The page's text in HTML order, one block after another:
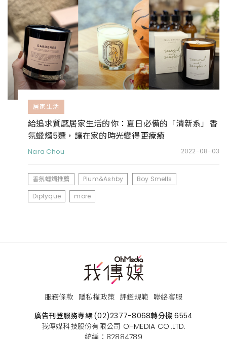
居家生活
給追求質感居家生活的你：夏日必備的「清新系」香
氛蠟燭5選，讓在家的時光變得更療癒
Nara Chou 2022-08-03
香氛蠟燭推薦 Plum&Ashby
Boy Smells
Diptyque
more
服務條款 隱私權政策 評鑑規範 聯絡客服
廣告刊登服務專線:(02)2377-8068轉分機 6554
我傳媒科技股份有限公司 OHMEDIA CO.,LTD.
統編：82884789